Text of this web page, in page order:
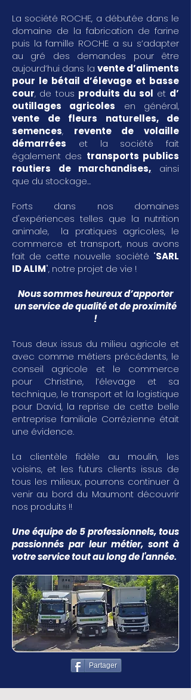
La société ROCHE, a débutée dans le
domaine de la fabrication de farine
puis la famille ROCHE a su s’adapter
au gré des demandes pour être
aujourd’hui dans la vente d’aliments
pour le bétail d’élevage et basse
cour, de tous produits du sol et d’
outillages agricoles en général,
vente de fleurs naturelles, de
semences, revente de volaille
démarrées et la société fait
également des transports publics
routiers de marchandises, ainsi
que du stockage...
Forts dans nos domaines
d'expériences telles que la nutrition
animale, la pratiques agricoles, le
commerce et transport, nous avons
fait de cette nouvelle société "SARL
ID ALIM", notre projet de vie !
Nous sommes heureux d’apporter
un service de qualité et de proximité
!
Tous deux issus du milieu agricole et
avec comme métiers précédents, le
conseil agricole et le commerce
pour Christine, l’élevage et sa
technique, le transport et la logistique
pour David, la reprise de cette belle
entreprise familiale Corrézienne était
une évidence.
La clientèle fidèle au moulin, les
voisins, et les futurs clients issus de
tous les milieux, pourrons continuer à
venir au bord du Maumont découvrir
nos produits !!
Une équipe de 5 professionnels, tous
passionnés par leur métier, sont à
votre service tout au long de l'année.
Partager